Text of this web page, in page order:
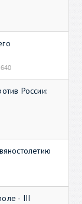
России:
- III